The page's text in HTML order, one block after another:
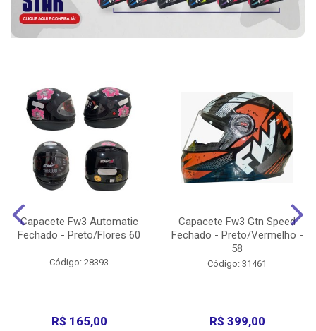
Capacete Fw3 Automatic
Fechado - Preto/Flores 60
Código: 28393
R$ 165,00
Capacete Fw3 Gtn Speed
Fechado - Preto/Vermelho -
58
Código: 31461
R$ 399,00